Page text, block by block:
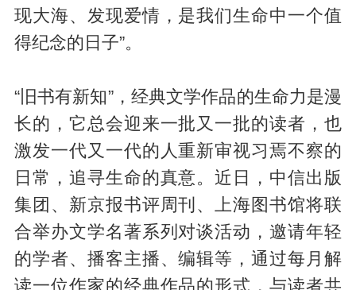
现大海、发现爱情，是我们生命中一个值
得纪念的日子”。
“旧书有新知”，经典文学作品的生命力是漫
长的，它总会迎来一批又一批的读者，也
激发一代又一代的人重新审视习焉不察的
日常，追寻生命的真意。近日，中信出版
集团、新京报书评周刊、上海图书馆将联
合举办文学名著系列对谈活动，邀请年轻
的学者、播客主播、编辑等，通过每月解
读一位作家的经典作品的形式，与读者共